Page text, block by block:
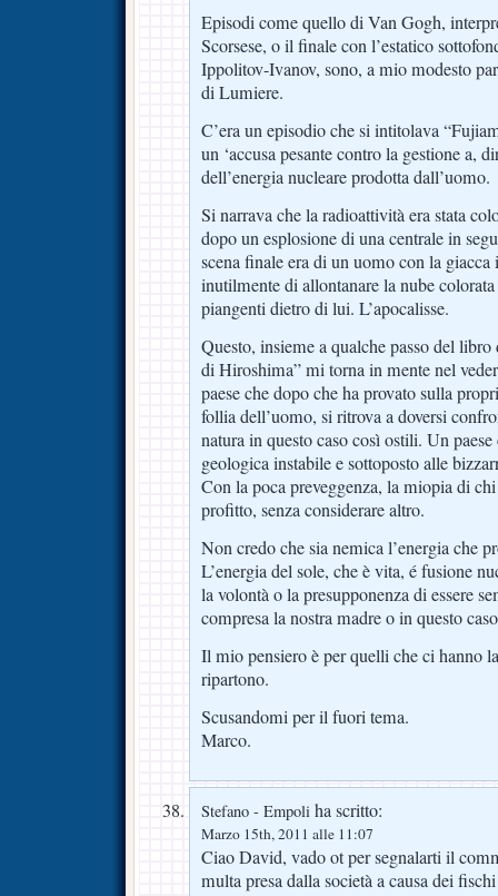
Episodi come quello di Van Gogh,
Scorsese, o il finale con l’estatico
Ippolitov-Ivanov, sono, a mio modesto
di Lumiere.
C’era un episodio che si intitolava
un ‘accusa pesante contro la gestione a,
dell’energia nucleare prodotta dall’uomo.
Si narrava che la radioattività era stata
dopo un esplosione di una centrale in
scena finale era di un uomo con la giacca
inutilmente di allontanare la nube
piangenti dietro di lui. L’apocalisse.
Questo, insieme a qualche passo del
di Hiroshima” mi torna in mente nel
paese che dopo che ha provato sulla
follia dell’uomo, si ritrova a doversi
natura in questo caso così ostili. Un
geologica instabile e sottoposto alle
Con la poca preveggenza, la miopia di
profitto, senza considerare altro.
Non credo che sia nemica l’energia che
L’energia del sole, che è vita, é fusione
la volontà o la presupponenza di essere
compresa la nostra madre o in questo
Il mio pensiero è per quelli che ci hanno
ripartono.
Scusandomi per il fuori tema.
Marco.
Stefano - Empoli ha scritto:
Marzo 15th, 2011 alle 11:07
Ciao David, vado ot per segnalarti il
multa presa dalla società a causa dei